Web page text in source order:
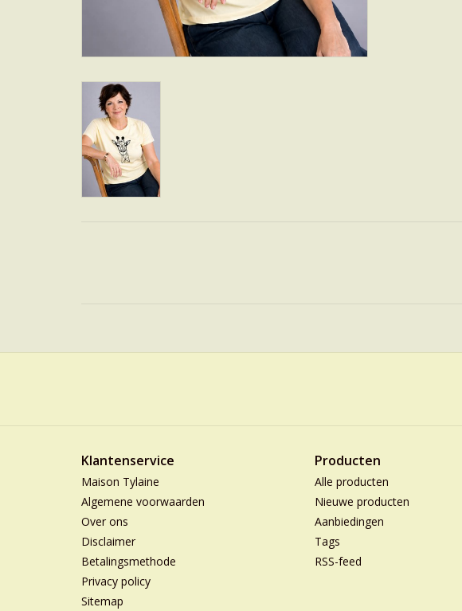
Klantenservice
Maison Tylaine
Algemene voorwaarden
Over ons
Disclaimer
Betalingsmethode
Privacy policy
Sitemap
Producten
Alle producten
Nieuwe producten
Aanbiedingen
Tags
RSS-feed